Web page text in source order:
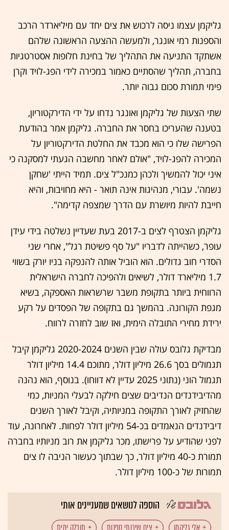
גליקמן עצמו ניסה לרכוש את צים יחד עם מיליארדר הרכב
והספנות רמי אונגר, ולמעשה ההצעה הראשונה שלהם
אשתקד התניעה את התהליך של בחינת חלופות אסטרטגיות
בחברה, תהליך שהסתיים כאמור במכירה לידי הפג-לויד וקרן
פימי תמורת סכום גבוה יותר.
שתי הצעות של גליקמן ואונגר נדחו על ידי הדירקטוריון,
בטענה שהעריכו בחסר את החברה. גליקמן אמר בהודעת
הפרישה שלו כי הוא מכבד את החלטת הדירקטוריון על
המכירה להפג-לויד, "אולם לאחר מחשבה הגעתי למסקנה כי
איני יכול להמשיך ולכהן כמנכ"ל צים. תמיד הייתי 'שחקן
נשמה'. עבורי, מנהיגות אינה תואר - היא מחויבות, והיא
חייבת להיות מיושרת עם הדרך שמצפה קדימה".
גליקמן הצטרף לצים ב-2017 בעת שעדיין נשלטה בידי עידן
עופר, כשהייתה לדבריו "על סף פשיטת רגל", אחרי שני
הסדרי חוב גדולים. הוא הוביל אותה להנפקה בניו יורק בשווי
1.7 מיליארד דולר, לשיאים ולהפיכה לחברה הישראלית
הרווחית ביותר בתקופת משבר שרשראות האספקה, בשיא
מגפת הקורונה. בהמשך גם בתקופה של הפסדים על רקע
ירידת מחירי התובלה הימית, ואז שוב לחזרה לרווח.
מבדיקת גלובס עולה שבין השנים 2020-2024 גליקמן קיבל
תגמולים בסך 26.6 מיליון דולר, מתוכם 14.4 מיליון דולר
תגמול הוני (נתוני 2025 עדיין לא דווחו). בנוסף, הוא נהנה
מהדיבידנדים הנדיבים שצים חילקה לבעלי המניות, כמי
שהחזיק לאורך התקופה במניותיה, וקיבל לאורך השנים
דיבידנדים הנאמדים בכ-54 מיליון דולר לפחות. לאחרונה, עוד
לפני שהודיע על פרישתו, מכר גליקמן את רוב מניותיו בחברה
תמורת כ-40 מיליון דולר, כך שבתוך כעשור הניבה לו צים
תמורות של כ-100 מיליון דולר.
הוספה לנושאים שמעניינים אותי